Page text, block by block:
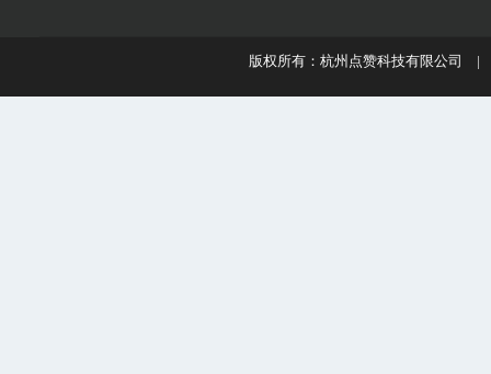
版权所有：杭州点赞科技有限公司